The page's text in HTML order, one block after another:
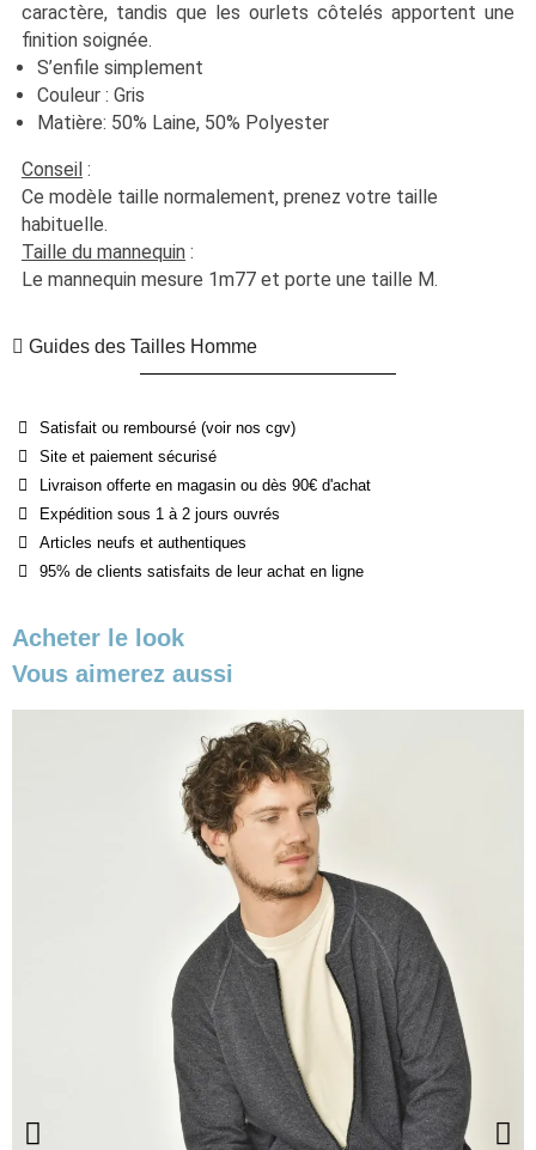
caractère, tandis que les ourlets côtelés apportent une
finition soignée.
S’enfile simplement
Couleur : Gris
Matière: 50% Laine, 50% Polyester
Conseil :
Ce modèle taille normalement, prenez votre taille
habituelle.
Taille du mannequin :
Le mannequin mesure 1m77 et porte une taille M.
Guides des Tailles Homme
Satisfait ou remboursé (voir nos cgv)
Site et paiement sécurisé
Livraison offerte en magasin ou dès 90€ d'achat
Expédition sous 1 à 2 jours ouvrés
Articles neufs et authentiques
95% de clients satisfaits de leur achat en ligne
Acheter le look
Vous aimerez aussi